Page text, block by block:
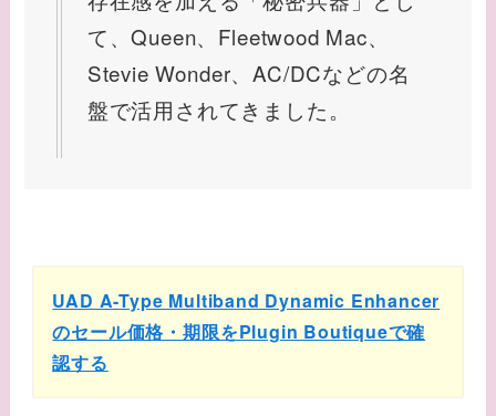
て、Queen、Fleetwood Mac、
Stevie Wonder、AC/DCなどの名
盤で活用されてきました。
UAD A-Type Multiband Dynamic Enhancer
のセール価格・期限をPlugin Boutiqueで確
認する